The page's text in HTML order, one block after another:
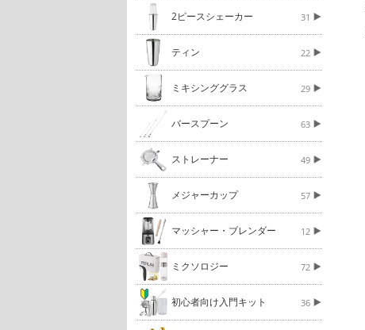
2ピースシェーカー 31
ティン 22
ミキシンググラス 29
バースプーン 63
ストレーナー 49
メジャーカップ 57
マッシャー・ブレンダー 12
ミクソロジー 72
初心者向け入門キット 36